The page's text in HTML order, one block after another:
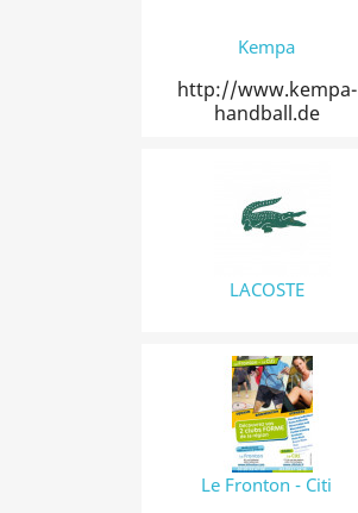
Kempa
http://www.kempa-
handball.de
LACOSTE
Le Fronton - Citi